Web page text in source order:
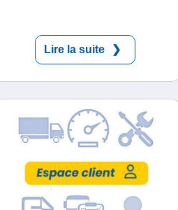
Lire la suite